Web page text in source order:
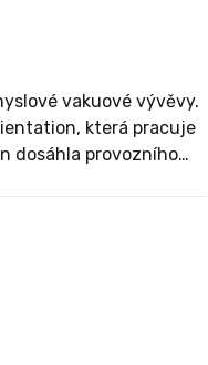
vakuové vývěvy.
která pracuje
dosáhla provozního